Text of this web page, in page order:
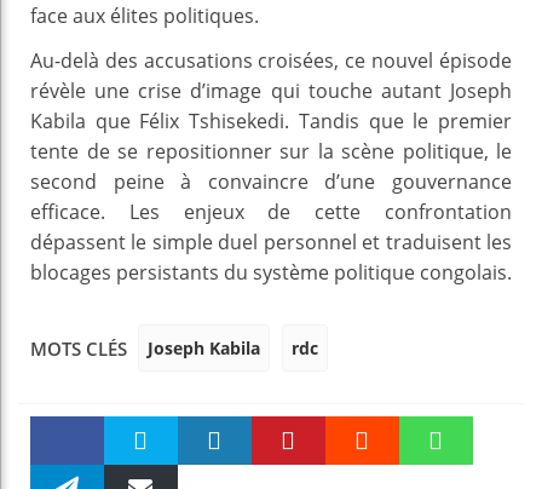
face aux élites politiques.
Au-delà des accusations croisées, ce nouvel épisode
révèle une crise d’image qui touche autant Joseph
Kabila que Félix Tshisekedi. Tandis que le premier
tente de se repositionner sur la scène politique, le
second peine à convaincre d’une gouvernance
efficace. Les enjeux de cette confrontation
dépassent le simple duel personnel et traduisent les
blocages persistants du système politique congolais.
MOTS CLÉS Joseph Kabila rdc